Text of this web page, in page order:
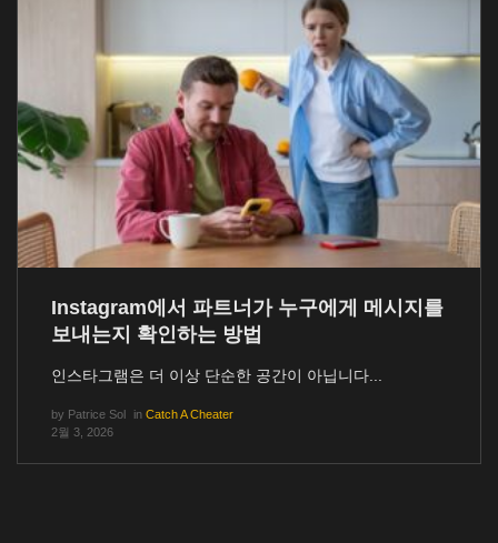
Instagram에서 파트너가 누구에게 메시지를
보내는지 확인하는 방법
인스타그램은 더 이상 단순한 공간이 아닙니다...
by Patrice Sol in Catch A Cheater
2월 3, 2026